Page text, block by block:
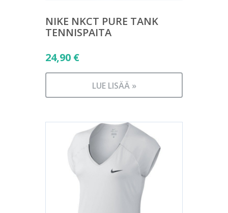
NIKE NKCT PURE TANK
TENNISPAITA
24,90 €
LUE LISÄÄ »